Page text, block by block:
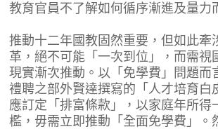
教育官員不了解如何循序漸進及量力
推動十二年國教固然重要，但如此牽
革，絕不可能「一次到位」，而需視
現實漸次推動。以「免學費」問題而
禮聘之部外賢達撰寫的「人才培育白
應訂定「排富條款」，以家庭年所得
檻，毋需立即推動「全面免學費」。